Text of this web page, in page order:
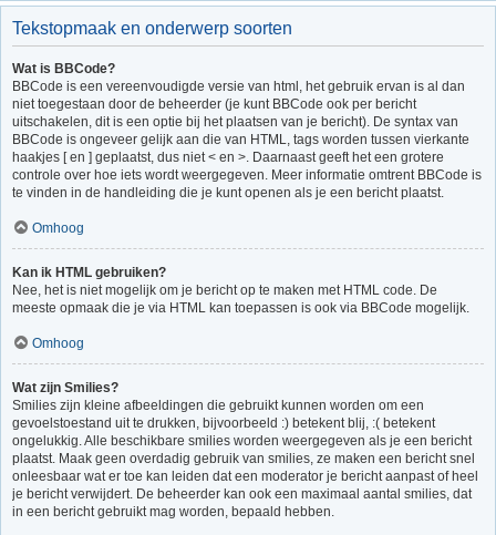
Tekstopmaak en onderwerp soorten
Wat is BBCode?
BBCode is een vereenvoudigde versie van html, het gebruik ervan is al dan
niet toegestaan door de beheerder (je kunt BBCode ook per bericht
uitschakelen, dit is een optie bij het plaatsen van je bericht). De syntax van
BBCode is ongeveer gelijk aan die van HTML, tags worden tussen vierkante
haakjes [ en ] geplaatst, dus niet < en >. Daarnaast geeft het een grotere
controle over hoe iets wordt weergegeven. Meer informatie omtrent BBCode is
te vinden in de handleiding die je kunt openen als je een bericht plaatst.
Omhoog
Kan ik HTML gebruiken?
Nee, het is niet mogelijk om je bericht op te maken met HTML code. De
meeste opmaak die je via HTML kan toepassen is ook via BBCode mogelijk.
Omhoog
Wat zijn Smilies?
Smilies zijn kleine afbeeldingen die gebruikt kunnen worden om een
gevoelstoestand uit te drukken, bijvoorbeeld :) betekent blij, :( betekent
ongelukkig. Alle beschikbare smilies worden weergegeven als je een bericht
plaatst. Maak geen overdadig gebruik van smilies, ze maken een bericht snel
onleesbaar wat er toe kan leiden dat een moderator je bericht aanpast of heel
je bericht verwijdert. De beheerder kan ook een maximaal aantal smilies, dat
in een bericht gebruikt mag worden, bepaald hebben.